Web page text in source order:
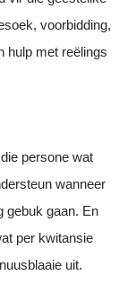
voorbidding,
hulp met reëlings
persone wat
wanneer
gebuk gaan. En
per kwitansie
uit.